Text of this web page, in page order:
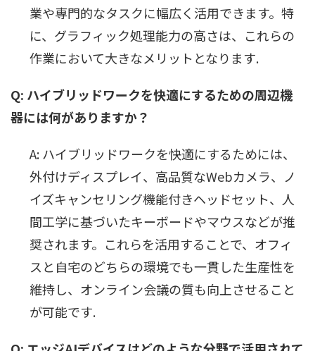
業や専門的なタスクに幅広く活用できます。特
に、グラフィック処理能力の高さは、これらの
作業において大きなメリットとなります.
Q: ハイブリッドワークを快適にするための周辺機
器には何がありますか？
A: ハイブリッドワークを快適にするためには、
外付けディスプレイ、高品質なWebカメラ、ノ
イズキャンセリング機能付きヘッドセット、人
間工学に基づいたキーボードやマウスなどが推
奨されます。これらを活用することで、オフィ
スと自宅のどちらの環境でも一貫した生産性を
維持し、オンライン会議の質も向上させること
が可能です.